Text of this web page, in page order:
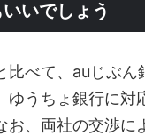
いでしょう
比べて、auじぶ
ゆうちょ銀行に対
お、両社の交渉に